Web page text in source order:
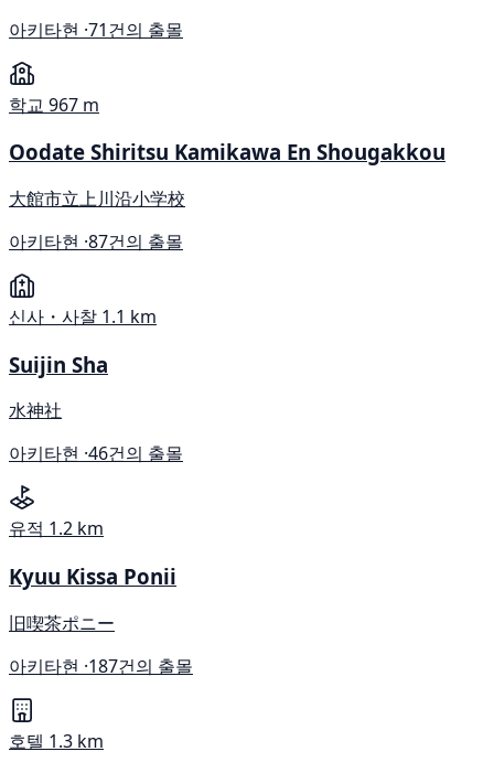
아키타현 ·71건의 출몰
학교 967 m
Oodate Shiritsu Kamikawa En Shougakkou
大館市立上川沿小学校
아키타현 ·87건의 출몰
신사・사찰 1.1 km
Suijin Sha
水神社
아키타현 ·46건의 출몰
유적 1.2 km
Kyuu Kissa Ponii
旧喫茶ポニー
아키타현 ·187건의 출몰
호텔 1.3 km